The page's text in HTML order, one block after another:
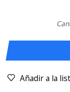
Añadir a la